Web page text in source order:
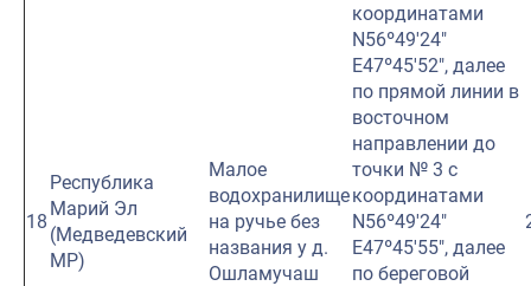
18
Республика
Марий Эл
(Медведевский
МР)
Малое
водохранилище
на ручье без
названия у д.
Ошламучаш
координатами
N56º49′24″
E47º45′52″, далее
по прямой линии в
восточном
направлении до
точки № 3 с
координатами
N56º49′24″
E47º45′55″, далее
по береговой